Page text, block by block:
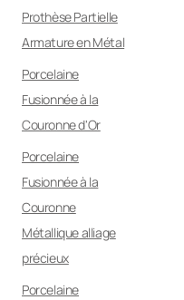
Prothèse Partielle
Armature en Métal
Porcelaine
Fusionnée à la
Couronne d'Or
Porcelaine
Fusionnée à la
Couronne
Métallique alliage
précieux
Porcelaine